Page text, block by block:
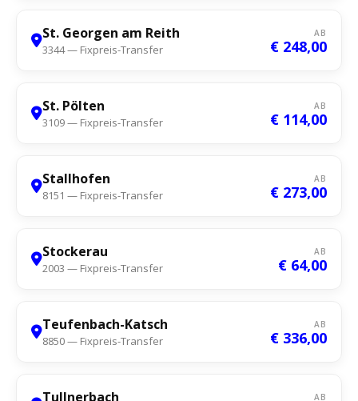
St. Georgen am Reith
3344 — Fixpreis-Transfer
AB
€ 248,00
St. Pölten
3109 — Fixpreis-Transfer
AB
€ 114,00
Stallhofen
8151 — Fixpreis-Transfer
AB
€ 273,00
Stockerau
2003 — Fixpreis-Transfer
AB
€ 64,00
Teufenbach-Katsch
8850 — Fixpreis-Transfer
AB
€ 336,00
Tullnerbach AB